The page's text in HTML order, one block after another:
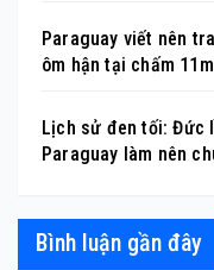
Paraguay viết nên
ôm hận tại chấm 11m
Lịch sử đen tối: Đức
Paraguay làm nên
Bình luận gần đây